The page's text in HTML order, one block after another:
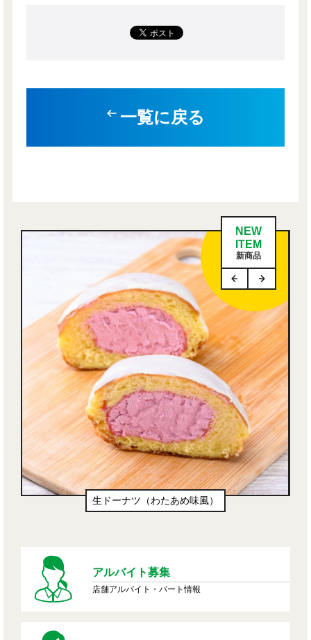
一覧に戻る
NEW
ITEM
新商品
生ドーナツ（わたあめ味風）
アルバイト募集
店舗アルバイト・パート情報